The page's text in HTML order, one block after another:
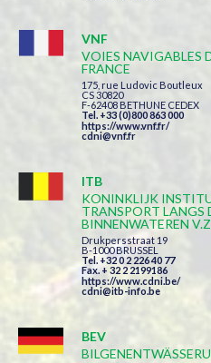
VNF
VOIES NAVIGABLES
FRANCE
175, rue Ludovic Boutleux
CS 30820
F-62408 BETHUNE CEDEX
Tel. +33 (0)800 863 000
https://www.vnf.fr/
cdni@vnf.fr
ITB
KONINKLIJK
TRANSPORT LANGS
BINNENWATEREN
Drukpersstraat 19
B-1000 BRUSSEL
Tel. +32 0 2 226 40 77
Fax. + 32 2 2199186
https://www.cdni.be/
cdni@itb-info.be
BEV